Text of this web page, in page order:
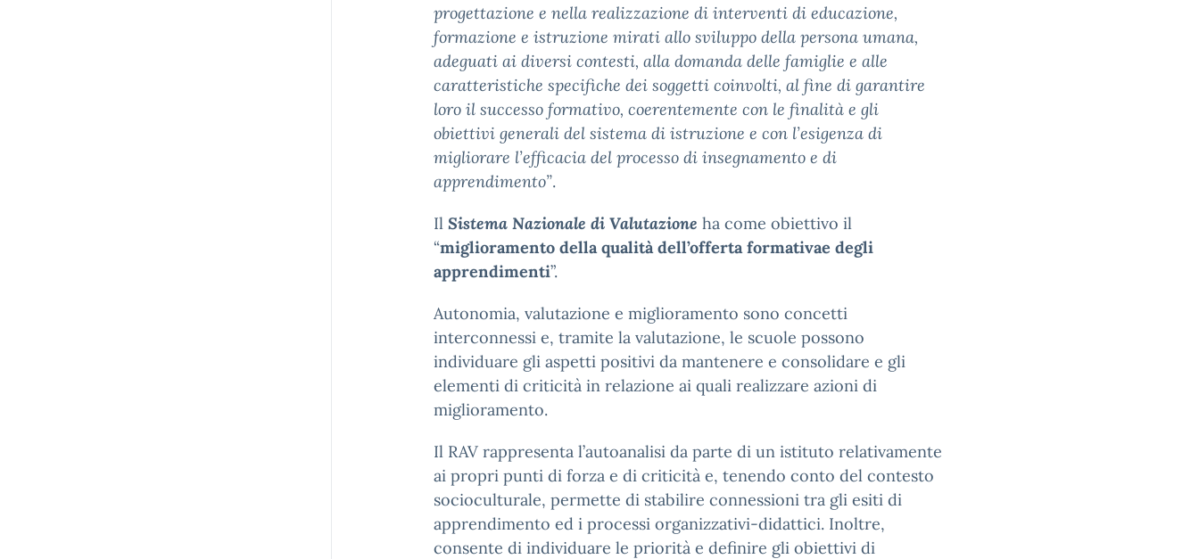
progettazione e nella realizzazione di interventi di educazione,
formazione e istruzione mirati allo sviluppo della persona umana,
adeguati ai diversi contesti, alla domanda delle famiglie e alle
caratteristiche specifiche dei soggetti coinvolti, al fine di garantire
loro il successo formativo, coerentemente con le finalità e gli
obiettivi generali del sistema di istruzione e con l’esigenza di
migliorare l’efficacia del processo di insegnamento e di
apprendimento”.
Il Sistema Nazionale di Valutazione ha come obiettivo il
“miglioramento della qualità dell’offerta formativae degli
apprendimenti”.
Autonomia, valutazione e miglioramento sono concetti
interconnessi e, tramite la valutazione, le scuole possono
individuare gli aspetti positivi da mantenere e consolidare e gli
elementi di criticità in relazione ai quali realizzare azioni di
miglioramento.
Il RAV rappresenta l’autoanalisi da parte di un istituto relativamente
ai propri punti di forza e di criticità e, tenendo conto del contesto
socioculturale, permette di stabilire connessioni tra gli esiti di
apprendimento ed i processi organizzativi-didattici. Inoltre,
consente di individuare le priorità e definire gli obiettivi di